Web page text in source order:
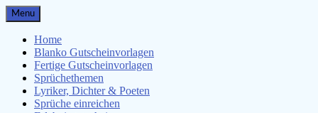
Skip
to
content
Menu
Home
Blanko Gutscheinvorlagen
Fertige Gutscheinvorlagen
Sprüchethemen
Lyriker, Dichter & Poeten
Sprüche einreichen